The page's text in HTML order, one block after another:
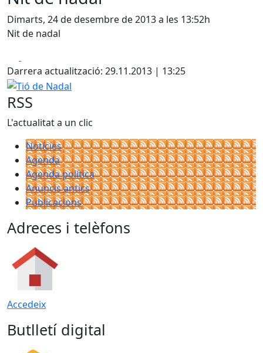
Dimarts, 24 de desembre de 2013 a les 13:52h
Nit de nadal
Darrera actualització: 29.11.2013 | 13:25
Tió de Nadal
RSS
L'actualitat a un clic
Notícies
Agenda
Agenda política
Anuncis antics
Publicacions
Adreces i telèfons
Accedeix
Butlletí digital